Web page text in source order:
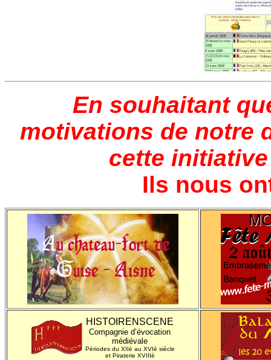
En souhaitant
motivations de notre
cette
Ils nous
HISTOIRENSCENE
Compagnie d’évocation
médiévale
Périodes du XIIè au XVIè siècle
et Piraterie XVIIIè